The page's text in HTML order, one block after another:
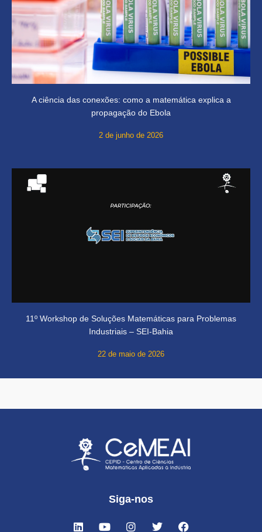
A ciência das conexões: como a matemática explica a
propagação do Ebola
2 de junho de 2026
11º Workshop de Soluções Matemáticas para Problemas
Industriais – SEI-Bahia
22 de maio de 2026
Siga-nos